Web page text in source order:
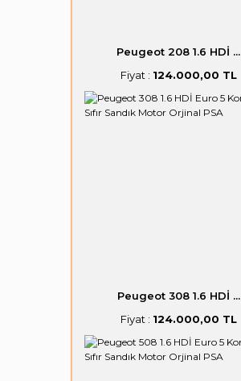
Peugeot 208 1.6 HDİ ...
Fiyat : 124.000,00 TL
Peugeot 308 1.6 HDİ ...
Fiyat : 124.000,00 TL